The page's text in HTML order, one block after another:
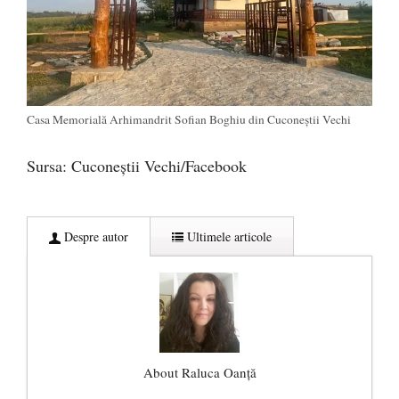
Casa Memorială Arhimandrit Sofian Boghiu din Cuconeștii Vechi
Sursa: Cuconeștii Vechi/Facebook
Despre autor Ultimele articole
About Raluca Oanță